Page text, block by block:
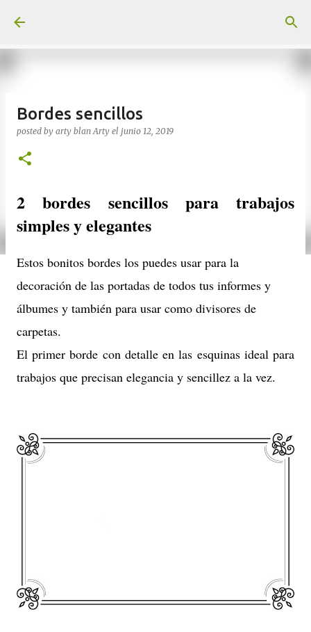
Bordes sencillos
posted by arty blanArty el junio 12, 2019
2 bordes sencillos para trabajos
simples y elegantes
Estos bonitos bordes los puedes usar para la
decoración de las portadas de todos tus informes y
álbumes y también para usar como divisores de
carpetas.
El primer borde con detalle en las esquinas ideal para
trabajos que precisan elegancia y sencillez a la vez.